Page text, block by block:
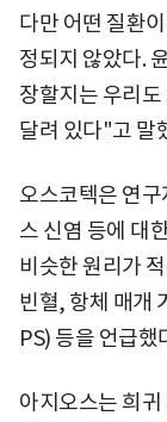
다만 어떤 질환
정되지 않았다.
장할지는 우리
달려 있다"고 말
오스코텍은 연
스 신염 등에 대
비슷한 원리가
빈혈, 항체 매개
PS) 등을 언급했
아지오스는 희